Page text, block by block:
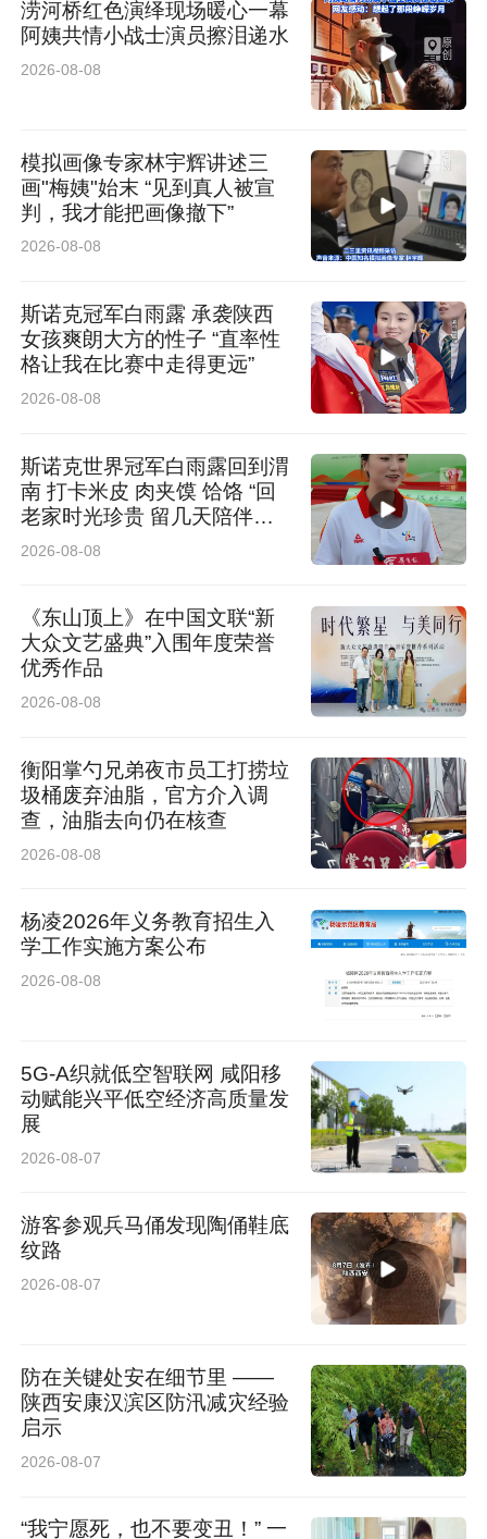
孔祥云，硕士，主任医师，消化内科副主任。现
任陕西省保健学会早癌筛查专业委员常委、陕西
省中西医结合学会心身医学专业委员会常委、陕
专业特长：消化道早癌的筛查及诊治，消化内镜
检查及镜下治疗，功能性胃肠病的诊治。发表论
涝河桥红色演绎现场暖心一幕
阿姨共情小战士演员擦泪递水
2026-08-08
模拟画像专家林宇辉讲述三
画"梅姨"始末 “见到真人被宣
判，我才能把画像撤下”
2026-08-08
斯诺克冠军白雨露 承袭陕西
女孩爽朗大方的性子 “直率性
格让我在比赛中走得更远”
2026-08-08
斯诺克世界冠军白雨露回到渭
南 打卡米皮 肉夹馍 饸饹 “回
老家时光珍贵 留几天陪伴长
辈”
2026-08-08
《东山顶上》在中国文联“新
大众文艺盛典”入围年度荣誉
优秀作品
2026-08-08
衡阳掌勺兄弟夜市员工打捞垃
圾桶废弃油脂，官方介入调
查，油脂去向仍在核查
2026-08-08
杨凌2026年义务教育招生入
学工作实施方案公布
2026-08-08
5G-A织就低空智联网 咸阳移
动赋能兴平低空经济高质量发
展
2026-08-07
游客参观兵马俑发现陶俑鞋底
纹路
2026-08-07
防在关键处安在细节里 ——
陕西安康汉滨区防汛减灾经验
启示
2026-08-07
“我宁愿死，也不要变丑！” 一